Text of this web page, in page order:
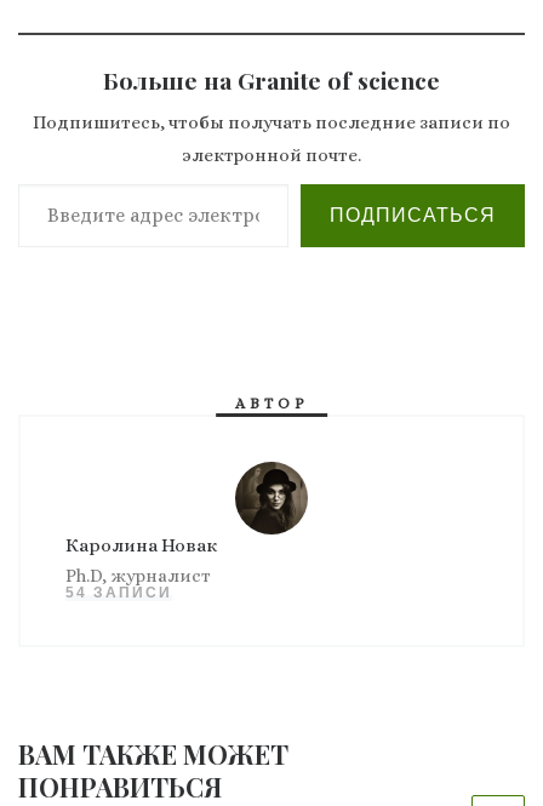
Больше на Granite of science
Подпишитесь, чтобы получать последние записи по
электронной почте.
Введите адрес электронной почты…
ПОДПИСАТЬСЯ
АВТОР
Каролина Новак
Ph.D, журналист
54 ЗАПИСИ
ВАМ ТАКЖЕ МОЖЕТ
ПОНРАВИТЬСЯ